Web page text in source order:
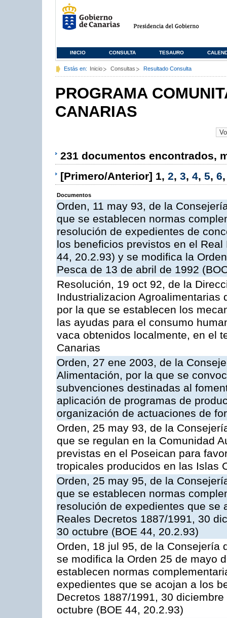
INICIO CONSULTA TESAURO
Estás en: Inicio Consultas Resultado Consulta
PROGRAMA
CANARIAS
231 documentos encontrados,
[Primero/Anterior] 1, 2, 3, 4, 5, 6
Documentos
Orden, 11 may 93, de la
que se establecen normas
resolución de expedientes de
los beneficios previstos en el
44, 20.2.93) y se modifica la
Pesca de 13 de abril de 1992
Resolución, 19 oct 92, de la
Industrializacion Agroalimentarias
por la que se establecen los
las ayudas para el consumo
vaca obtenidos localmente, en el
Canarias
Orden, 27 ene 2003, de la
Alimentación, por la que se
subvenciones destinadas al
aplicación de programas de
organización de actuaciones de
Orden, 25 may 93, de la
que se regulan en la Comunidad
previstas en el Poseican para
tropicales producidos en las Islas
Orden, 25 may 95, de la
que se establecen normas
resolución de expedientes que se
Reales Decretos 1887/1991, 30
30 octubre (BOE 44, 20.2.93)
Orden, 18 jul 95, de la Consejería
se modifica la Orden 25 de mayo
establecen normas
expedientes que se acojan a los
Decretos 1887/1991, 30
octubre (BOE 44, 20.2.93)